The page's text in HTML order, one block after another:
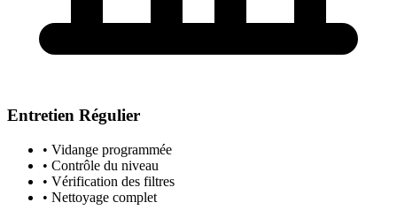
Entretien Régulier
• Vidange programmée
• Contrôle du niveau
• Vérification des filtres
• Nettoyage complet